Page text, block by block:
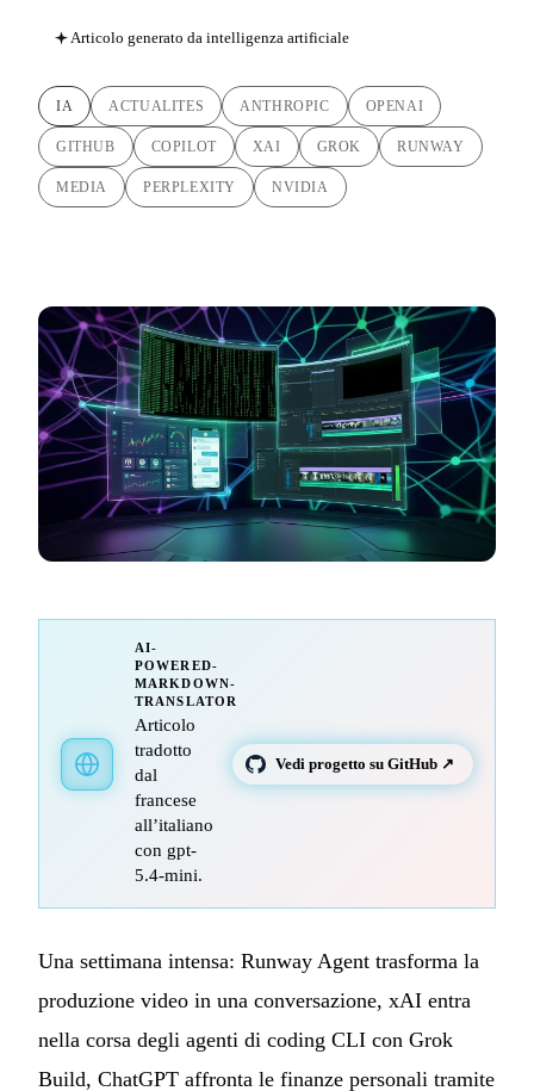
Articolo generato da intelligenza artificiale
IA ACTUALITES ANTHROPIC OPENAI
GITHUB COPILOT XAI GROK RUNWAY
MEDIA PERPLEXITY NVIDIA
AI-
POWERED-
MARKDOWN-
TRANSLATOR
Articolo
tradotto
dal
francese
all’italiano
con gpt-
5.4-mini.
Vedi progetto su GitHub ↗
Una settimana intensa: Runway Agent trasforma la
produzione video in una conversazione, xAI entra
nella corsa degli agenti di coding CLI con Grok
Build, ChatGPT affronta le finanze personali tramite